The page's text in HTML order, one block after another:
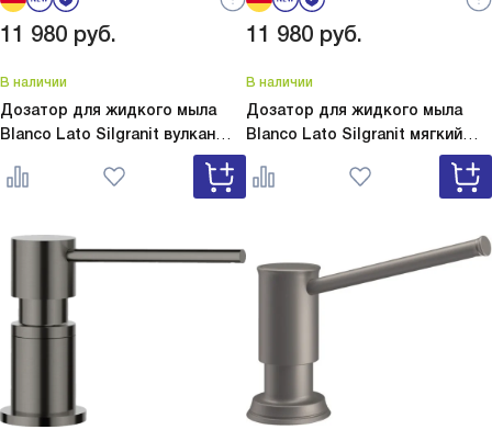
11 980 руб.
В наличии
Дозатор для жидкого мыла
Blanco Lato Silgranit вулкан
Lato Silgranit вулкан
серый 526954
11 980 руб.
В наличии
Дозатор для жидкого мыла
Blanco Lato Silgranit мягкий
Lato Silgranit мягкий
белый 526955